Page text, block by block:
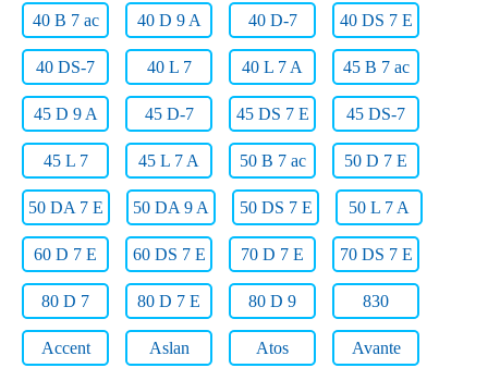
40 B 7 ac 40 D 9 A 40 D-7 40 DS 7 E
40 DS-7 40 L 7 40 L 7 A 45 B 7 ac
45 D 9 A 45 D-7 45 DS 7 E 45 DS-7
45 L 7 45 L 7 A 50 B 7 ac 50 D 7 E
50 DA 7 E 50 DA 9 A 50 DS 7 E 50 L 7 A
60 D 7 E 60 DS 7 E 70 D 7 E 70 DS 7 E
80 D 7 80 D 7 E 80 D 9 830
Accent Aslan Atos Avante